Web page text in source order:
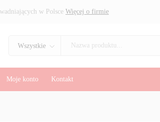
w Polsce Więcej o firmie
Wszystkie
Moje konto Kontakt